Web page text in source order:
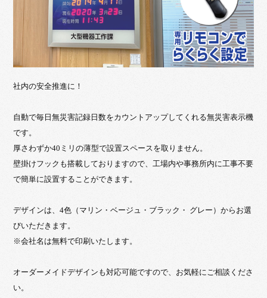
社内の安全推進に！
自動で毎日無災害記録日数をカウントアップしてくれる無災害表示機
です。
厚さわずか40ミリの薄型で設置スペースを取りません。
壁掛けフックも搭載しておりますので、工場内や事務所内に工事不要
で簡単に設置することができます。
デザインは、4色（マリン・ベージュ・ブラック・ グレー）からお選
びいただきます。
※会社名は無料で印刷いたします。
オーダーメイドデザインも対応可能ですので、お気軽にご相談くださ
い。